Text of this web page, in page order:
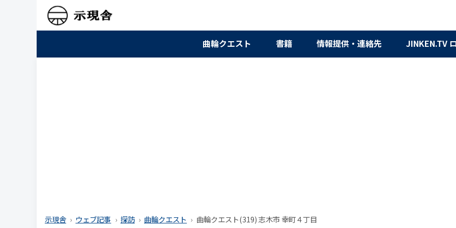
曲輪クエスト 書籍 情報提供・連絡先 JINKEN.TV
示現舎 ウェブ記事 探訪 曲輪クエスト 曲輪クエスト(319) 志木市 幸町４丁目